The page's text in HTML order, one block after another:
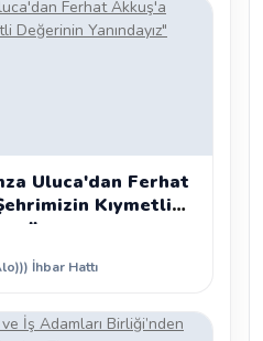
Uluca'dan Ferhat
Kıymetli
İhbar Hattı